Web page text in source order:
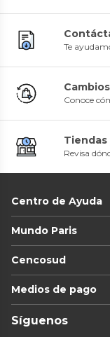
Te
Conoce
Tiendas
Revisa
Centro de Ayuda
Mundo Paris
Cencosud
Medios de pago
Síguenos